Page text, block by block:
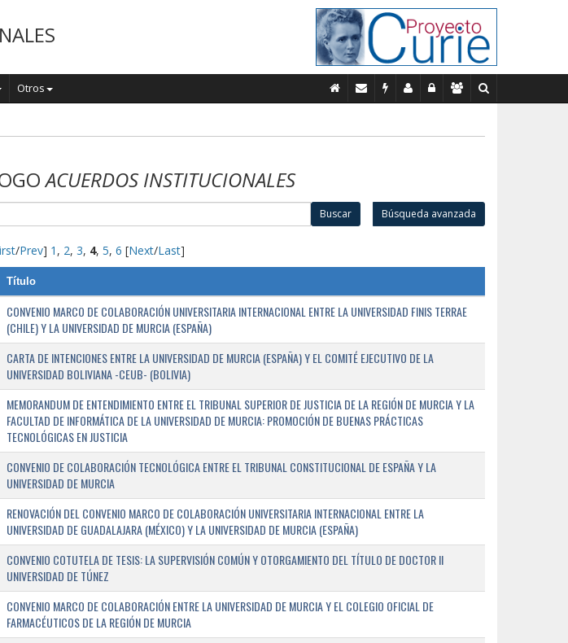
Otros
ACUERDOS INSTITUCIONALES
Buscar Búsqueda avanzada
/Prev] 1 , 2, 3, 4, 5, 6 [Next/Last]
Título
CONVENIO MARCO DE COLABORACIÓN UNIVERSITARIA INTERNACIONAL ENTRE LA UNIVERSIDAD FINIS TERRAE
(CHILE) Y LA UNIVERSIDAD DE MURCIA (ESPAÑA)
CARTA DE INTENCIONES ENTRE LA UNIVERSIDAD DE MURCIA (ESPAÑA) Y EL COMITÉ EJECUTIVO DE LA
UNIVERSIDAD BOLIVIANA -CEUB- (BOLIVIA)
MEMORANDUM DE ENTENDIMIENTO ENTRE EL TRIBUNAL SUPERIOR DE JUSTICIA DE LA REGIÓN DE MURCIA Y LA
FACULTAD DE INFORMÁTICA DE LA UNIVERSIDAD DE MURCIA: PROMOCIÓN DE BUENAS PRÁCTICAS
TECNOLÓGICAS EN JUSTICIA
CONVENIO DE COLABORACIÓN TECNOLÓGICA ENTRE EL TRIBUNAL CONSTITUCIONAL DE ESPAÑA Y LA
UNIVERSIDAD DE MURCIA
RENOVACIÓN DEL CONVENIO MARCO DE COLABORACIÓN UNIVERSITARIA INTERNACIONAL ENTRE LA
UNIVERSIDAD DE GUADALAJARA (MÉXICO) Y LA UNIVERSIDAD DE MURCIA (ESPAÑA)
CONVENIO COTUTELA DE TESIS: LA SUPERVISIÓN COMÚN Y OTORGAMIENTO DEL TÍTULO DE DOCTOR II
UNIVERSIDAD DE TÚNEZ
CONVENIO MARCO DE COLABORACIÓN ENTRE LA UNIVERSIDAD DE MURCIA Y EL COLEGIO OFICIAL DE
FARMACÉUTICOS DE LA REGIÓN DE MURCIA